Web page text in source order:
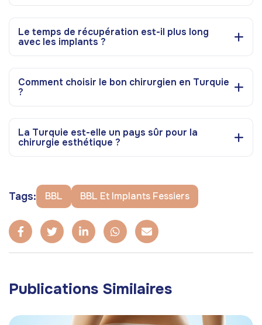
Le temps de récupération est-il plus long
avec les implants ?
Comment choisir le bon chirurgien en Turquie
?
La Turquie est-elle un pays sûr pour la
chirurgie esthétique ?
Tags: BBL BBL Et Implants Fessiers
Publications Similaires